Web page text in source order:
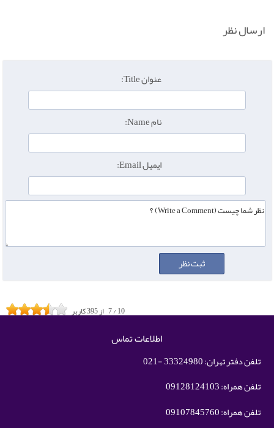
ارسال نظر
عنوان Title:
نام Name:
ایمیل Email:
7/10 از395کاربر
اطلاعات تماس
تلفن دفتر تهران: 33324980 -021
تلفن همراه: 09128124103
تلفن همراه: 09107845760